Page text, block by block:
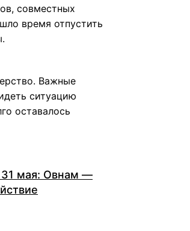
совместных
время отпустить
Важные
ситуацию
оставалось
31 мая: Овнам —